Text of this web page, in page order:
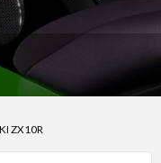
ZX10R